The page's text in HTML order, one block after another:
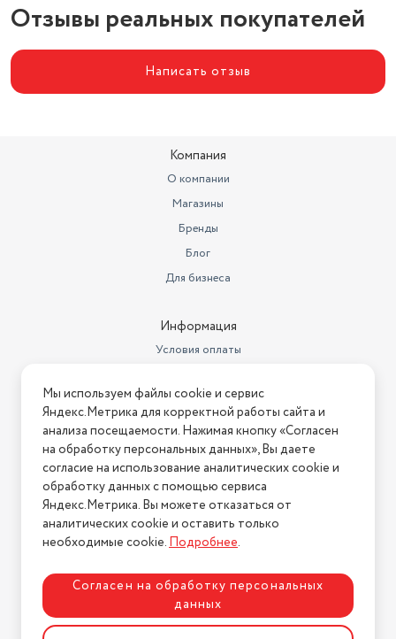
Отзывы реальных покупателей
Написать отзыв
Компания
О компании
Магазины
Бренды
Блог
Для бизнеса
Информация
Условия оплаты
Условия возврата
Нашли ошибку на сайте? Напишите нам
2026 © Интернет-магазин "АстМаркет". У нас есть всё!
Политика конфиденциальности
Разработка сайтаASTDESIGN
Мы используем файлы cookie и сервис
Яндекс.Метрика для корректной работы сайта и
анализа посещаемости. Нажимая кнопку «Согласен
на обработку персональных данных», Вы даете
согласие на использование аналитических cookie и
обработку данных с помощью сервиса
Яндекс.Метрика. Вы можете отказаться от
аналитических cookie и оставить только
необходимые cookie.Подробнее.
Согласен на обработку персональных
данных